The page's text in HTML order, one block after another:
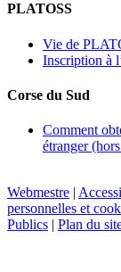
PLATOSS
Vie de
Inscription à
Corse du Sud
Comment
étranger
Webmestre |
personnelles et
Publics | Plan du